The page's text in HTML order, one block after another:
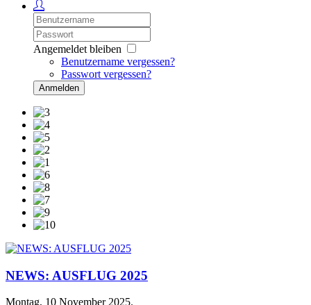
Angemeldet bleiben
Benutzername vergessen?
Passwort vergessen?
Anmelden
NEWS: AUSFLUG 2025
Montag, 10 November 2025.